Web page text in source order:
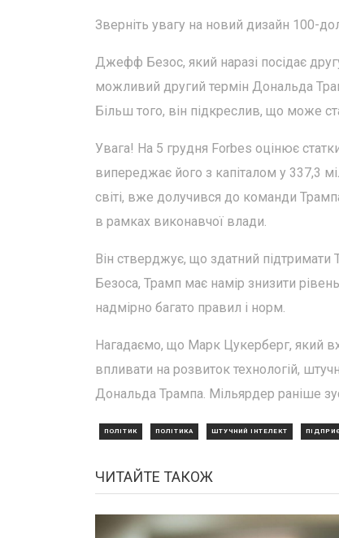
Зверніть увагу на новий дизайн 100-
Джефф Безос, який наразі посідає
можливий другий термін Дональда
Більш того, він підкреслив, що може
Увага! На 5 грудня Forbes оцінює
випереджає його з капіталом у 337,3
світі, вже долучився до команди
в рамках виконавчої влади.
Він стверджує, що здатний
Безоса, Трамп має намір знизити
надмірно багато правил і норм.
Нагадаємо, що Марк Цукерберг, який
впливати на розвиток технологій,
Дональда Трампа. Мільярдер раніше
ПОЛІТИК ПОЛІТИКА ШТУЧНИЙ ІНТЕЛЕКТ
ЧИТАЙТЕ ТАКОЖ